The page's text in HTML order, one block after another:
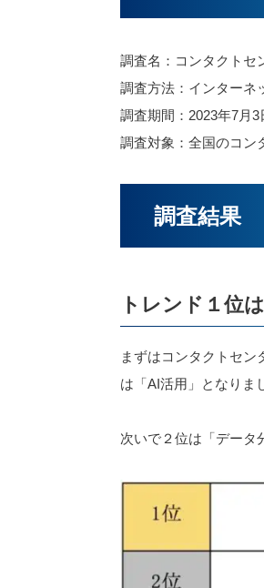
調査名：コンタクトセ
調査方法：インターネ
調査期間：2023年7月3
調査対象：全国のコン
調査結果
トレンド１位
まずはコンタクトセン
は「AI活用」となりま
次いで２位は「データ